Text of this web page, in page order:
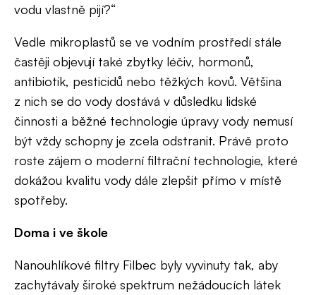
vodu vlastně pijí?“
Vedle mikroplastů se ve vodním prostředí stále
častěji objevují také zbytky léčiv, hormonů,
antibiotik, pesticidů nebo těžkých kovů. Většina
z nich se do vody dostává v důsledku lidské
činnosti a běžné technologie úpravy vody nemusí
být vždy schopny je zcela odstranit. Právě proto
roste zájem o moderní filtrační technologie, které
dokážou kvalitu vody dále zlepšit přímo v místě
spotřeby.
Doma i ve škole
Nanouhlíkové filtry Filbec byly vyvinuty tak, aby
zachytávaly široké spektrum nežádoucích látek